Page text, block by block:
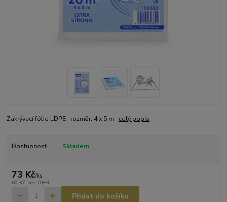
Zakrývací fólie LDPE rozměr: 4 x 5 m celý popis
Dostupnost Skladem
73 Kč/ks
60 Kč bez DPH
Přidat do košíku